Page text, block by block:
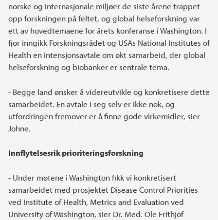
norske og internasjonale miljøer de siste årene trappet
opp forskningen på feltet, og global helseforskning var
ett av hovedtemaene for årets konferanse i Washington. I
fjor inngikk Forskningsrådet og USAs National Institutes of
Health en intensjonsavtale om økt samarbeid, der global
helseforskning og biobanker er sentrale tema.
- Begge land ønsker å videreutvikle og konkretisere dette
samarbeidet. En avtale i seg selv er ikke nok, og
utfordringen fremover er å finne gode virkemidler, sier
Johne.
Innflytelsesrik prioriteringsforskning
- Under møtene i Washington fikk vi konkretisert
samarbeidet med prosjektet Disease Control Priorities
ved Institute of Health, Metrics and Evaluation ved
University of Washington, sier Dr. Med. Ole Frithjof